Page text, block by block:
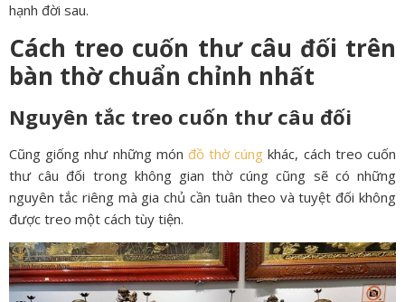
hạnh đời sau.
Cách treo cuốn thư câu đối trên
bàn thờ chuẩn chỉnh nhất
Nguyên tắc treo cuốn thư câu đối
Cũng giống như những món đồ thờ cúng khác, cách treo cuốn
thư câu đối trong không gian thờ cúng cũng sẽ có những
nguyên tắc riêng mà gia chủ cần tuân theo và tuyệt đối không
được treo một cách tùy tiện.